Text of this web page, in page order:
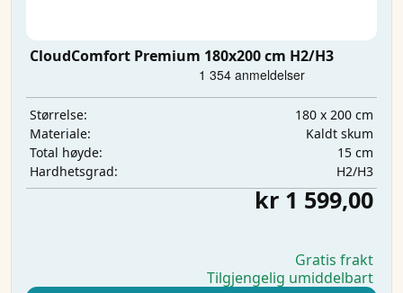
CloudComfort Premium 180x200 cm H2/H3
Størrelse:
180 x 200 cm
Materiale:
Kaldt skum
Total høyde:
15 cm
Hardhetsgrad:
H2/H3
kr 1 599,00
Gratis frakt
Tilgjengelig umiddelbart